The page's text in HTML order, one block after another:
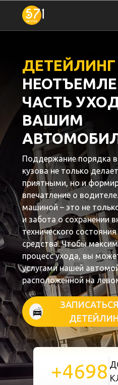
ЧАСТЬ
ВАШИМ
Поддержание порядка
кузова не только
приятными, но и
впечатление о
машиной – это не
и забота о сохранении
технического
средства. Чтобы
процесс ухода, вы
услугами нашей
расположенной на
+4698